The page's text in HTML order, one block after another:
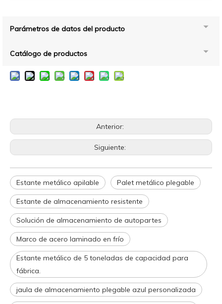
Parámetros de datos del producto
Catálogo de productos
Anterior:
Siguiente:
Estante metálico apilable Palet metálico plegable
Estante de almacenamiento resistente
Solución de almacenamiento de autopartes
Marco de acero laminado en frío
Estante metálico de 5 toneladas de capacidad para
fábrica.
jaula de almacenamiento plegable azul personalizada